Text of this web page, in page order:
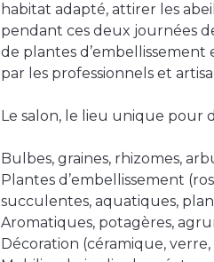
habitat adapté, attirer les
pendant ces deux journées
de plantes d’embellissement
par les professionnels et
Le salon, le lieu unique pour
Bulbes, graines, rhizomes,
Plantes d’embellissement
succulentes, aquatiques,
Aromatiques, potagères,
Décoration (céramique, verre,